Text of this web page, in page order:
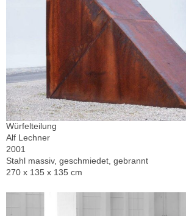
Würfelteilung
Alf Lechner
2001
Stahl massiv, geschmiedet, gebrannt
270 x 135 x 135 cm